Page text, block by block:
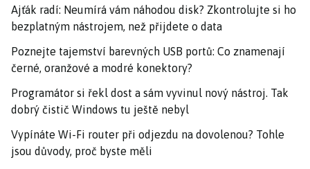
Ajťák radí: Neumírá vám náhodou disk? Zkontrolujte si ho
bezplatným nástrojem, než přijdete o data
Poznejte tajemství barevných USB portů: Co znamenají
černé, oranžové a modré konektory?
Programátor si řekl dost a sám vyvinul nový nástroj. Tak
dobrý čistič Windows tu ještě nebyl
Vypínáte Wi-Fi router při odjezdu na dovolenou? Tohle
jsou důvody, proč byste měli